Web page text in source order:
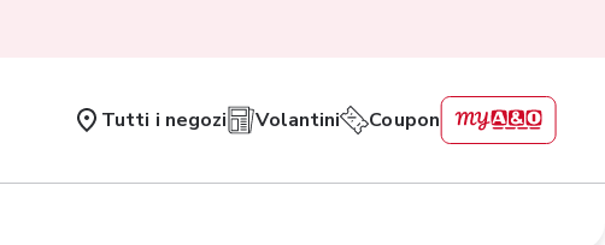
Tutti i negozi Volantini Coupon